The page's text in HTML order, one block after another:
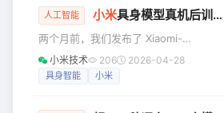
会者及50位行业演讲嘉宾。蓝牙技术联
高通、vivo、小米等众多领先成员公司
代表，共同探讨蓝牙技术在下一代互联
体验中的应用与发展。 UPF互操作性测
人工智能 小米具身模型真机后训练开源，
两个月前，我们发布了 Xiaomi-
Robotics-0 模型，并深度分享了其在复
杂工业场景中的实战经验。模型发布首
小米技术 206 2026-04-28
具身智能 小米